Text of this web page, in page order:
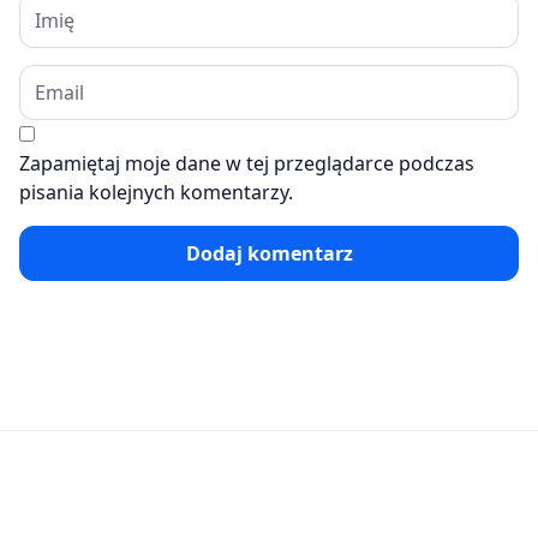
Zapamiętaj moje dane w tej przeglądarce podczas
pisania kolejnych komentarzy.
Dodaj komentarz